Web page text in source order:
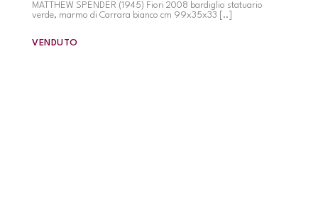
MATTHEW SPENDER (1945) Fiori 2008 bardiglio statuario
verde, marmo di Carrara bianco cm 99x35x33 [..]
VENDUTO